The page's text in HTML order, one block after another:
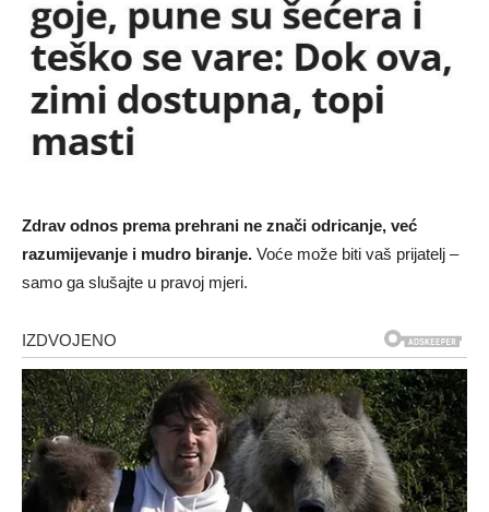
Zdrav odnos prema prehrani ne znači odricanje, već
razumijevanje i mudro biranje. Voće može biti vaš prijatelj –
samo ga slušajte u pravoj mjeri.